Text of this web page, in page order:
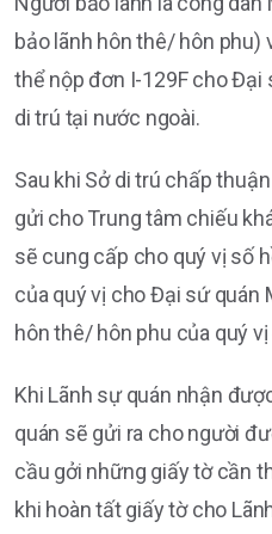
bảo lãnh hôn thê/ hôn phu)
thể nộp đơn I-129F cho Đại
di trú tại nước ngoài.
Sau khi Sở di trú chấp
gửi cho Trung tâm chiếu
sẽ cung cấp cho quý vị số
của quý vị cho Đại sứ quán
hôn thê/ hôn phu của quý
Khi Lãnh sự quán nhận
quán sẽ gửi ra cho người
cầu gởi những giấy tờ cần
khi hoàn tất giấy tờ cho